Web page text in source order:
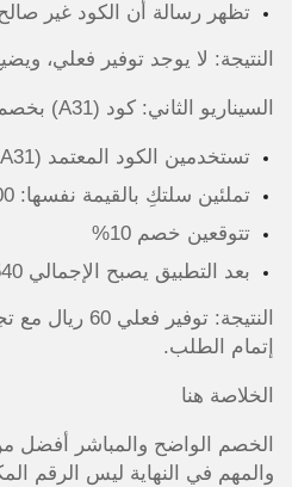
تظهر رسالة أن الكود غير
النتيجة: لا يوجد توفير فعلي،
السيناريو الثاني: كود (A31) بخصم 10%
تستخدمين الكود المعتمد (A31)
تملئين سلتكِ بالقيمة نفسها: 600 ريال
تتوقعين خصم 10%
بعد التطبيق يصبح الإجمالي 540 ريال
النتيجة: توفير
إتمام الطلب.
الخلاصة هنا
الخصم الواضح والمباشر أفضل
والمهم في النهاية ليس الرقم